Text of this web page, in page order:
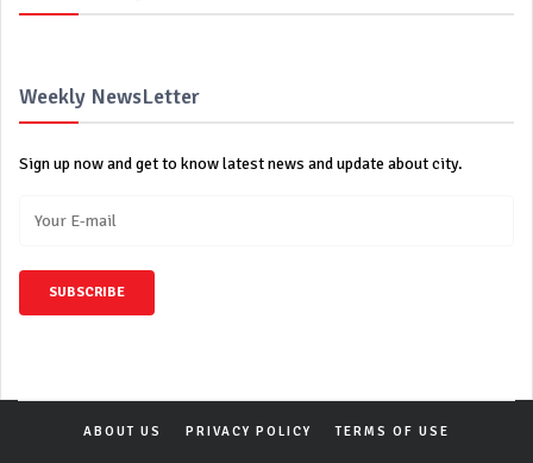
Weekly NewsLetter
Sign up now and get to know latest news and update about city.
SUBSCRIBE
ABOUT US PRIVACY POLICY TERMS OF USE